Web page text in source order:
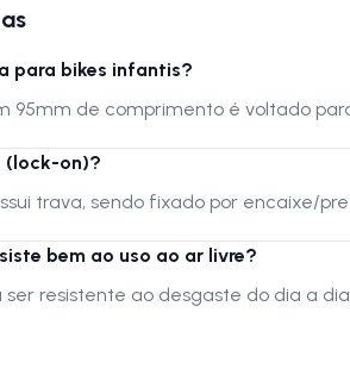
para bikes infantis?
95mm de comprimento é voltado
(lock-on)?
trava, sendo fixado por encaixe/
bem ao uso ao ar livre?
resistente ao desgaste do dia a